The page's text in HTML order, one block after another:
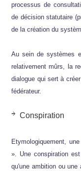
processus de
de décision statutaire
de la création du
Au sein de systèmes
relativement mûrs, la
dialogue qui sert à
fédérateur.
Conspiration
Etymologiquement,
». Une conspiration
qu'une ambition ou